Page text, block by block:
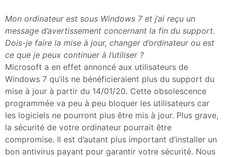
Mon ordinateur est sous Windows 7 et j’ai reçu un
message d’avertissement concernant la fin du support.
Dois-je faire la mise à jour, changer d’ordinateur ou est
ce que je peux continuer à l’utiliser ?
Microsoft a en effet annoncé aux utilisateurs de
Windows 7 qu’ils ne bénéficieraient plus du support du
mise à jour à partir du 14/01/20. Cette obsolescence
programmée va peu à peu bloquer les utilisateurs car
les logiciels ne pourront plus être mis à jour. Plus grave,
la sécurité de votre ordinateur pourrait être
compromise. Il est d’autant plus important d’installer un
bon antivirus payant pour garantir votre sécurité. Nous